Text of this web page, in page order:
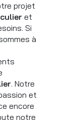
projet
et
Si
à
. Notre
et
encore
notre